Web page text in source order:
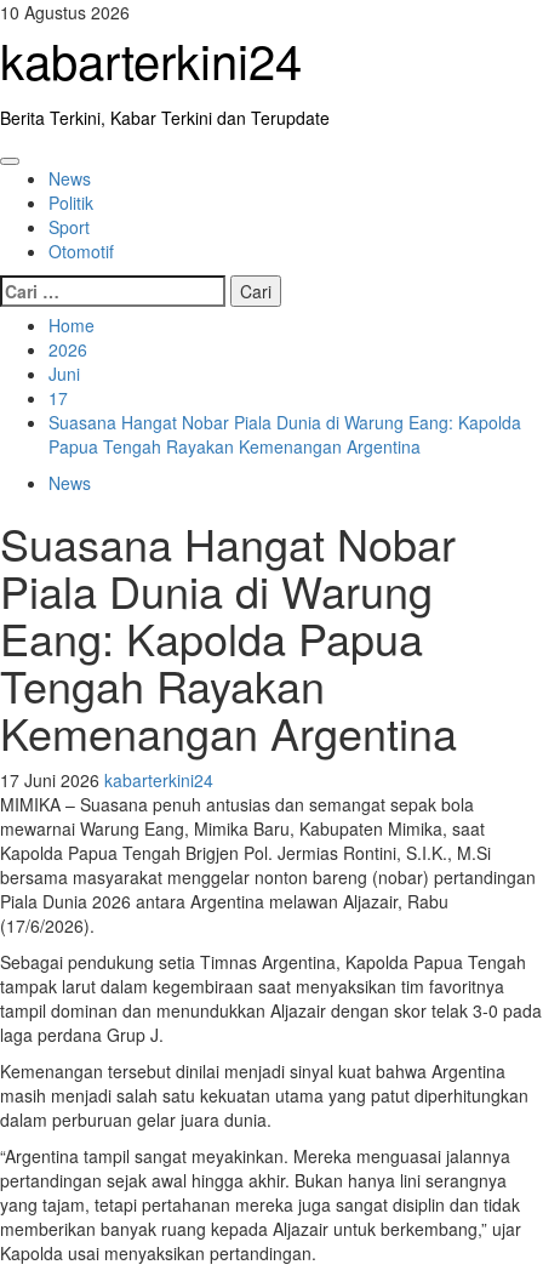
Skip
content
10 Agustus 2026
kabarterkini24
Berita Terkini, Kabar Terkini dan Terupdate
Primary
Menu
News
Politik
Sport
Otomotif
Cari
untuk:
Home
2026
Juni
17
Suasana Hangat Nobar Piala Dunia di Warung Eang: Kapolda
Papua Tengah Rayakan Kemenangan Argentina
News
Suasana Hangat Nobar
Piala Dunia di Warung
Eang: Kapolda Papua
Tengah Rayakan
Kemenangan Argentina
17 Juni 2026 kabarterkini24
MIMIKA – Suasana penuh antusias dan semangat sepak bola
mewarnai Warung Eang, Mimika Baru, Kabupaten Mimika, saat
Kapolda Papua Tengah Brigjen Pol. Jermias Rontini, S.I.K., M.Si
bersama masyarakat menggelar nonton bareng (nobar) pertandingan
Piala Dunia 2026 antara Argentina melawan Aljazair, Rabu
(17/6/2026).
Sebagai pendukung setia Timnas Argentina, Kapolda Papua Tengah
tampak larut dalam kegembiraan saat menyaksikan tim favoritnya
tampil dominan dan menundukkan Aljazair dengan skor telak 3-0 pada
laga perdana Grup J.
Kemenangan tersebut dinilai menjadi sinyal kuat bahwa Argentina
masih menjadi salah satu kekuatan utama yang patut diperhitungkan
dalam perburuan gelar juara dunia.
“Argentina tampil sangat meyakinkan. Mereka menguasai jalannya
pertandingan sejak awal hingga akhir. Bukan hanya lini serangnya
yang tajam, tetapi pertahanan mereka juga sangat disiplin dan tidak
memberikan banyak ruang kepada Aljazair untuk berkembang,” ujar
Kapolda usai menyaksikan pertandingan.